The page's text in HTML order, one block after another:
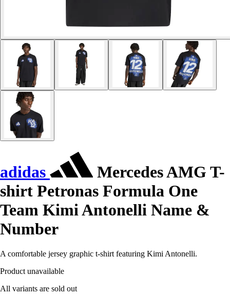
adidas
Mercedes AMG T-
shirt Petronas Formula One
Team Kimi Antonelli Name &
Number
A comfortable jersey graphic t-shirt featuring Kimi Antonelli.
Product unavailable
All variants are sold out